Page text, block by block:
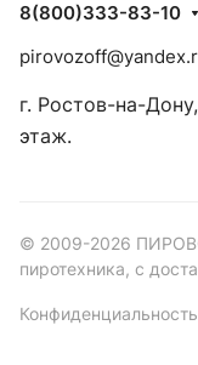
8(800)333-83-10
г. Ростов-на-
этаж.
© 2009-2026
пиротехника, с
Конфиденциальность